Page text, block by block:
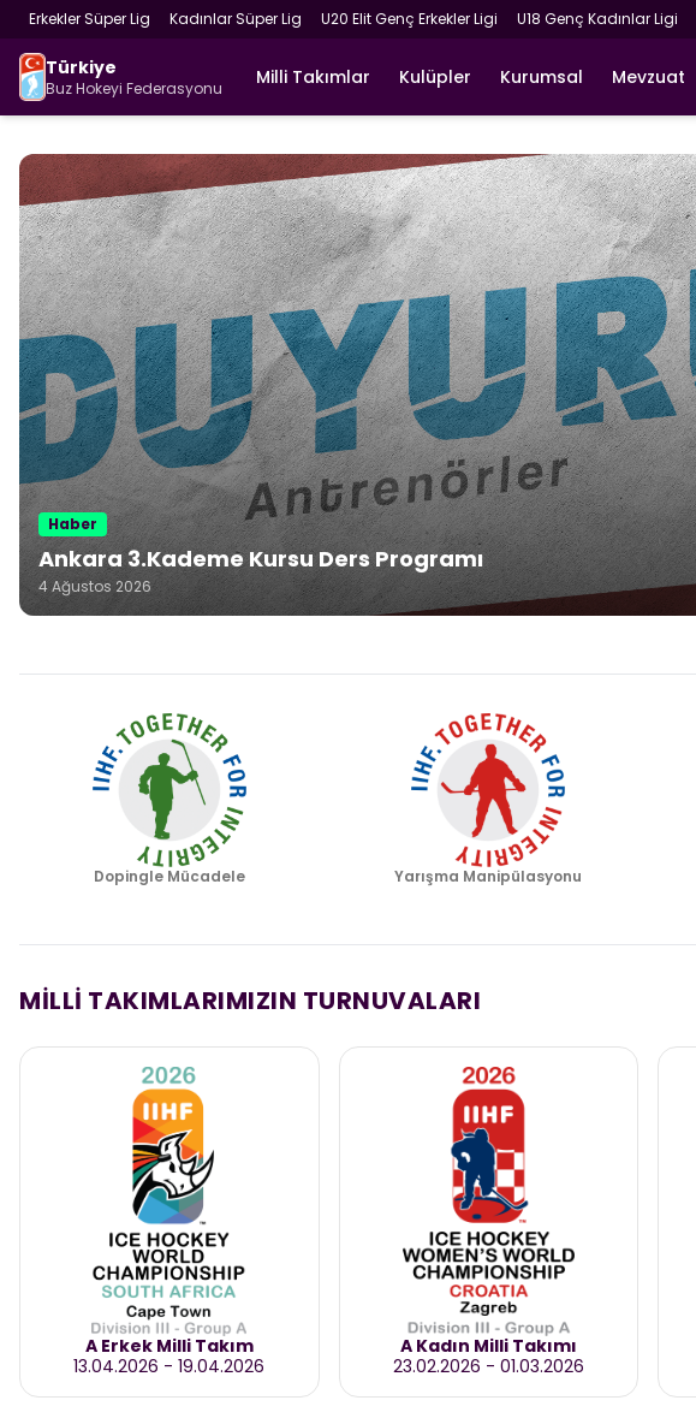
Erkekler Süper Lig Kadınlar Süper Lig U20 Elit Genç Erkekler Ligi U18 Genç Kadınlar Ligi
Türkiye
Buz Hokeyi Federasyonu Milli Takımlar Kulüpler Kurumsal Mevzuat
Haber
Ankara 3.Kademe Kursu Ders Programı
4 Ağustos 2026
Dopingle Mücadele Yarışma Manipülasyonu
MİLLİ TAKIMLARIMIZIN TURNUVALARI
A Erkek Milli Takım
13.04.2026 -19.04.2026
A Kadın Milli Takımı
23.02.2026 - 01.03.2026